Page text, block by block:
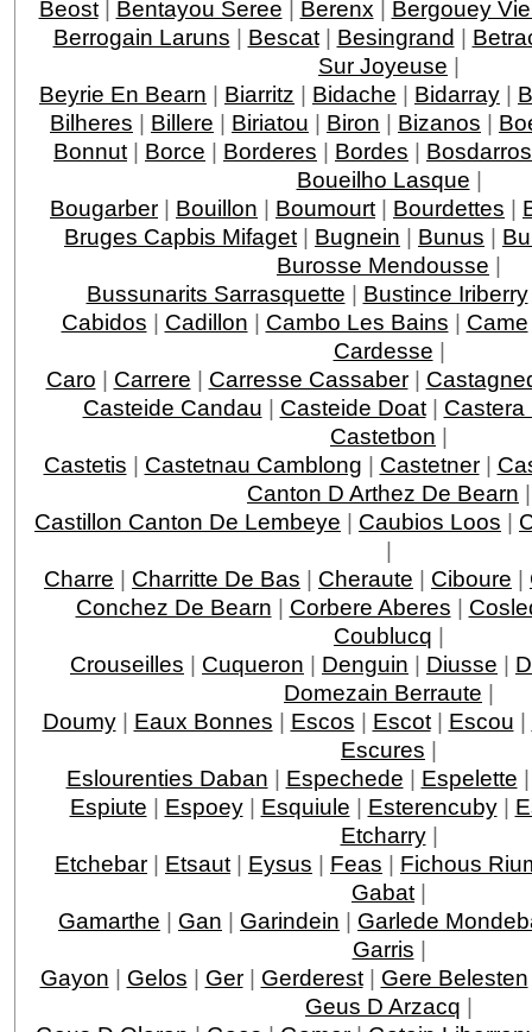
Beost| Bentayou Seree | Berenx | Bergouey
Berrogain Laruns | Bescat| Besingrand |
Sur Joyeuse |
Beyrie En Bearn | Biarritz | Bidache | Bidarray |
Bilheres | Billere | Biriatou | Biron | Bizanos |
Bonnut | Borce | Borderes | Bordes | Bosdarros
Boueilho Lasque |
Bougarber | Bouillon | Boumourt | Bourdettes |
Bruges Capbis Mifaget | Bugnein | Bunus |
Burosse Mendousse |
Bussunarits Sarrasquette | Bustince Iriberry
Cabidos | Cadillon | Cambo Les Bains | Came
Cardesse |
Caro | Carrere | Carresse Cassaber|
Casteide Candau | Casteide Doat| Castera
Castetbon |
Castetis | Castetnau Camblong | Castetner|
Canton D Arthez De Bearn |
Castillon Canton De Lembeye | Caubios Loos |
|
Charre | Charritte De Bas | Cheraute | Ciboure |
Conchez De Bearn | Corbere Aberes |
Coublucq |
Crouseilles | Cuqueron | Denguin | Diusse |
Domezain Berraute |
Doumy| Eaux Bonnes | Escos | Escot| Escou |
Escures |
Eslourenties Daban | Espechede | Espelette
Espiute | Espoey| Esquiule | Esterencuby|
Etcharry|
Etchebar | Etsaut | Eysus | Feas | Fichous
Gabat |
Gamarthe | Gan | Garindein | Garlede
Garris |
Gayon | Gelos | Ger| Gerderest| Gere Belesten
Geus D Arzacq |